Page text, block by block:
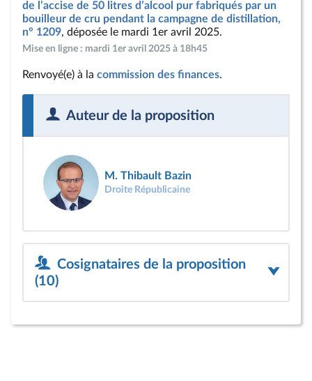
de l’accise de 50 litres d’alcool pur fabriqués par un
bouilleur de cru pendant la campagne de distillation,
n° 1209, déposée le mardi 1er avril 2025.
Mise en ligne : mardi 1er avril 2025 à 18h45
Renvoyé(e) à la commission des finances.
Auteur de la proposition
M. Thibault Bazin
Droite Républicaine
Cosignataires de la proposition
(10)